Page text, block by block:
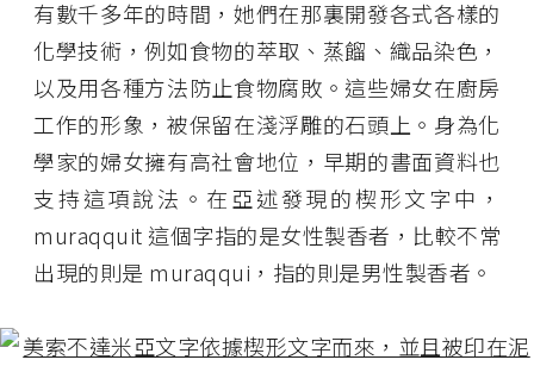
有數千多年的時間，她們在那裏開發各式各樣的
化學技術，例如食物的萃取、蒸餾、織品染色，
以及用各種方法防止食物腐敗。這些婦女在廚房
工作的形象，被保留在淺浮雕的石頭上。身為化
學家的婦女擁有高社會地位，早期的書面資料也
支持這項說法。在亞述發現的楔形文字中，
muraqquit 這個字指的是女性製香者，比較不常
出現的則是 muraqqui，指的則是男性製香者。